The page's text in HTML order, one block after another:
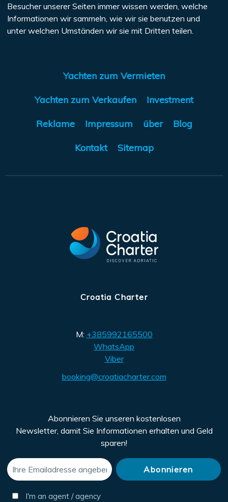
Besucher unserer Seiten immer wissen werden, welche
Informationen wir sammeln, wie wir sie benutzen und
unter welchen Umständen wir sie mit Dritten teilen.
Yachten zum Vermieten
Yachten zum Verkaufen Investment
Reklame Impressum über Blog
Kontakt Sitemap
Croatia Charter
M: +385992165500
WhatsApp
Viber
booking@croatiacharter.com
Abonnieren Sie unseren kostenlosen
Newsletter, damit Sie Informationen erhalten und Geld
sparen!
I'm an agent / agency